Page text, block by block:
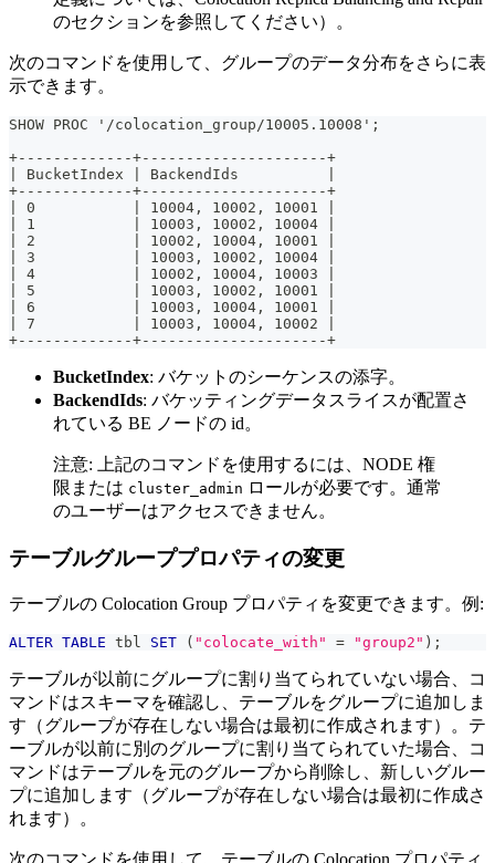
のセクションを参照してください）。
次のコマンドを使用して、グループのデータ分布をさらに表
示できます。
SHOW PROC '/colocation_group/10005.10008';
+-------------+---------------------+
| BucketIndex | BackendIds          |
+-------------+---------------------+
| 0           | 10004, 10002, 10001 |
| 1           | 10003, 10002, 10004 |
| 2           | 10002, 10004, 10001 |
| 3           | 10003, 10002, 10004 |
| 4           | 10002, 10004, 10003 |
| 5           | 10003, 10002, 10001 |
| 6           | 10003, 10004, 10001 |
| 7           | 10003, 10004, 10002 |
+-------------+---------------------+
BucketIndex: バケットのシーケンスの添字。
BackendIds: バケッティングデータスライスが配置さ
れている BE ノードの id。
注意: 上記のコマンドを使用するには、NODE 権
限または cluster_admin ロールが必要です。通常
のユーザーはアクセスできません。
テーブルグループプロパティの変更
テーブルの Colocation Group プロパティを変更できます。例:
ALTER TABLE tbl SET ( "colocate_with" = "group2" ) ;
テーブルが以前にグループに割り当てられていない場合、コ
マンドはスキーマを確認し、テーブルをグループに追加しま
す（グループが存在しない場合は最初に作成されます）。テ
ーブルが以前に別のグループに割り当てられていた場合、コ
マンドはテーブルを元のグループから削除し、新しいグルー
プに追加します（グループが存在しない場合は最初に作成さ
れます）。